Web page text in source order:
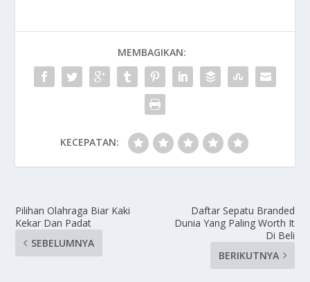
MEMBAGIKAN:
KECEPATAN:
Pilihan Olahraga Biar Kaki
Kekar Dan Padat
SEBELUMNYA
Daftar Sepatu Branded
Dunia Yang Paling Worth It
Di Beli
BERIKUTNYA